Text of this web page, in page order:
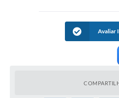
Avaliar